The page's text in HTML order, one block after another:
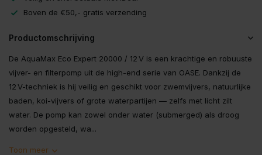
Boven de €50,- gratis verzending
Productomschrijving
De AquaMax Eco Expert 20000 / 12 V is een krachtige en robuuste
vijver- en filterpomp uit de high-end serie van OASE. Dankzij de
12 V-techniek is hij veilig en geschikt voor zwemvijvers, natuurlijke
baden, koi-vijvers of grote waterpartijen — zelfs met licht zilt
water. De pomp kan zowel onder water (submerged) als droog
worden opgesteld, wa...
Toon meer